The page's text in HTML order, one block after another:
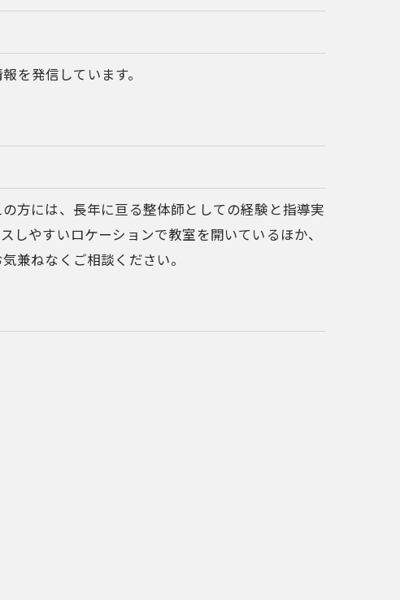
を発信しています。
方には、長年に亘る整体師としての経験と指導実
やすいロケーションで教室を開いているほか、
兼ねなくご相談ください。